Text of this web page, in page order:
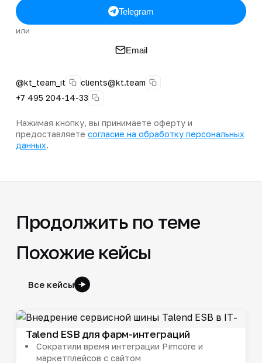
Telegram
или
Email
@kt_team_it
clients@kt.team
+7 495 204-14-33
Нажимая кнопку, вы принимаете оферту и
предоставляете согласие на обработку персональных
данных.
Продолжить по теме
Похожие кейсы
Все кейсы
Talend ESB для фарм-интеграций
Сократили время интеграции Pimcore и
маркетплейсов с сайтом